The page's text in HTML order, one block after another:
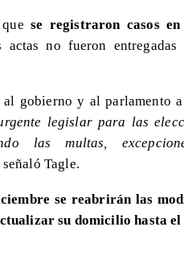
quese registraron casos
no fueron entregadas
gobierno y al parlamento a
legislar para las
las multas,
señaló Tagle.
se reabrirán las
su domicilio hasta el